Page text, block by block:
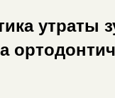
утраты